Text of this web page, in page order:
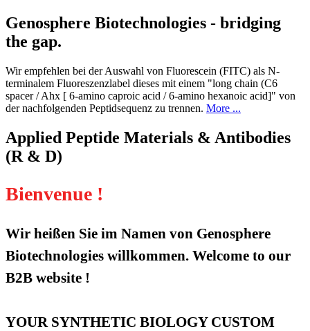
Genosphere Biotechnologies - bridging
the gap.
Wir empfehlen bei der Auswahl von Fluorescein (FITC) als N-
terminalem Fluoreszenzlabel dieses mit einem "long chain (C6
spacer / Ahx [ 6-amino caproic acid / 6-amino hexanoic acid]" von
der nachfolgenden Peptidsequenz zu trennen. More ...
Applied Peptide Materials & Antibodies
(R & D)
Bienvenue !
Wir heißen Sie im Namen von Genosphere
Biotechnologies willkommen. Welcome to our
B2B website !
YOUR SYNTHETIC BIOLOGY CUSTOM